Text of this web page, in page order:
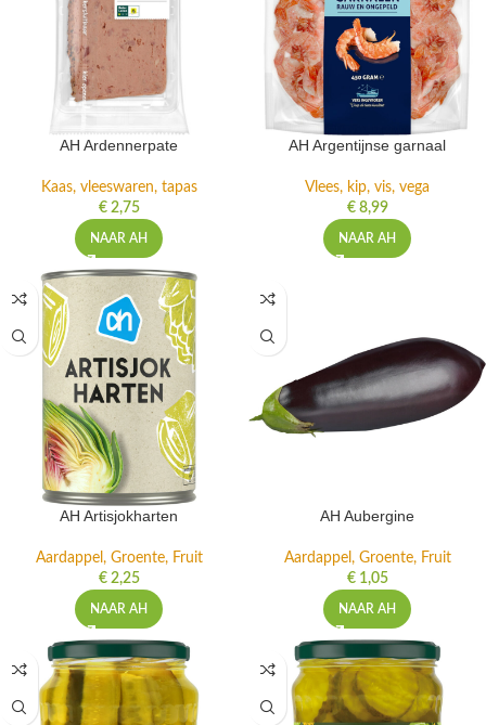
AH Ardennerpate
Kaas, vleeswaren, tapas
€2,75
NAAR AH
AH Argentijnse garnaal
Vlees, kip, vis, vega
€8,99
NAAR AH
AH Artisjokharten
Aardappel, Groente, Fruit
€2,25
NAAR AH
AH Aubergine
Aardappel, Groente, Fruit
€1,05
NAAR AH